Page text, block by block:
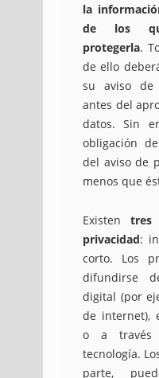
la
de los
protegerla.
de ello
su aviso de
antes del
datos. Sin
obligación
del aviso de
menos que
Existen tres
privacidad:
corto. Los
difundirse
digital (por
de internet),
o a través
tecnología.
parte,